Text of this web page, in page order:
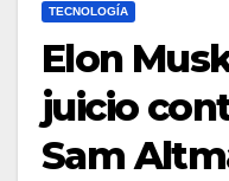
TECNOLOGÍA
Elon
juicio
Sam